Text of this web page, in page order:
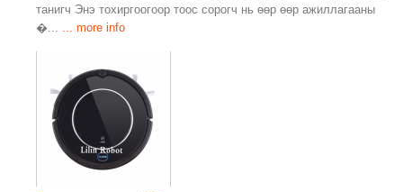
танигч Энэ тохиргоогоор тоос сорогч нь өөр өөр ажиллагааны
�...
... more info